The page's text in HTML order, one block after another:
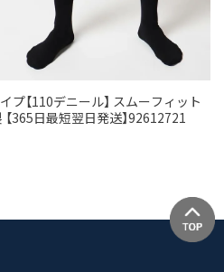
プ【110デニール】 スムーフィット
365日最短翌日発送】92612721